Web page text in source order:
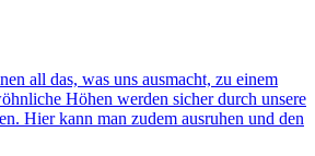
all das, was uns ausmacht, zu einem
Höhen werden sicher durch unsere
Hier kann man zudem ausruhen und den